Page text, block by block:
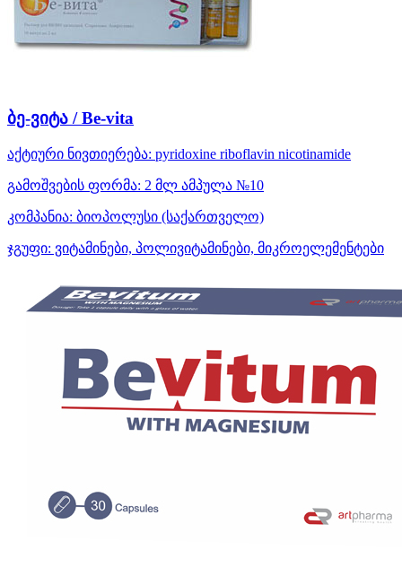
ბე-ვიტა / Be-vita
აქტიური ნივთიერება: pyridoxine riboflavin nicotinamide
გამოშვების ფორმა: 2 მლ ამპულა №10
კომპანია: ბიოპოლუსი (საქართველო)
ჯგუფი: ვიტამინები, პოლივიტამინები, მიკროელემენტები